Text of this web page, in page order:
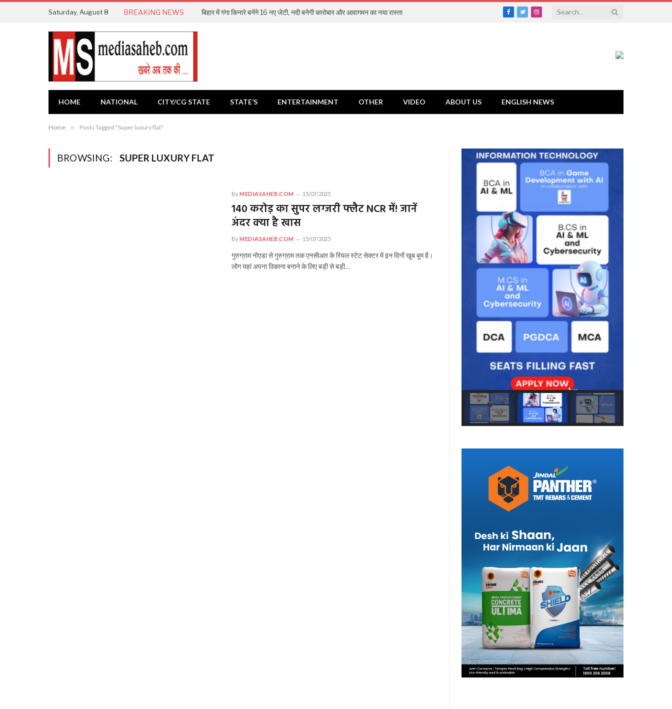
Saturday, August 8 BREAKING NEWS बिहार में गंगा किनारे बनेंगे 16 नए जेटी, नदी बनेगी कारोबार और आवागमन का नया रास्ता
Facebook
TwitterInstagram
HOME NATIONAL CITY/CG STATE STATE’S ENTERTAINMENT OTHER VIDEO ABOUT US ENGLISH NEWS
Home » Posts Tagged "Super luxury flat"
BROWSING: SUPER LUXURY FLAT
ByMEDIASAHEB.COM 15/07/2025
140 करोड़ का सुपर लग्जरी फ्लैट NCR में! जानें
अंदर क्या है खास
ByMEDIASAHEB.COM 15/07/2025
गुरुग्राम नोएडा से गुरुग्राम तक एनसीआर के रियल स्टेट सेक्टर में इन दिनों खूब बूम है।
लोग यहां अपना ठिकाना बनाने के लिए बड़ी से बड़ी…